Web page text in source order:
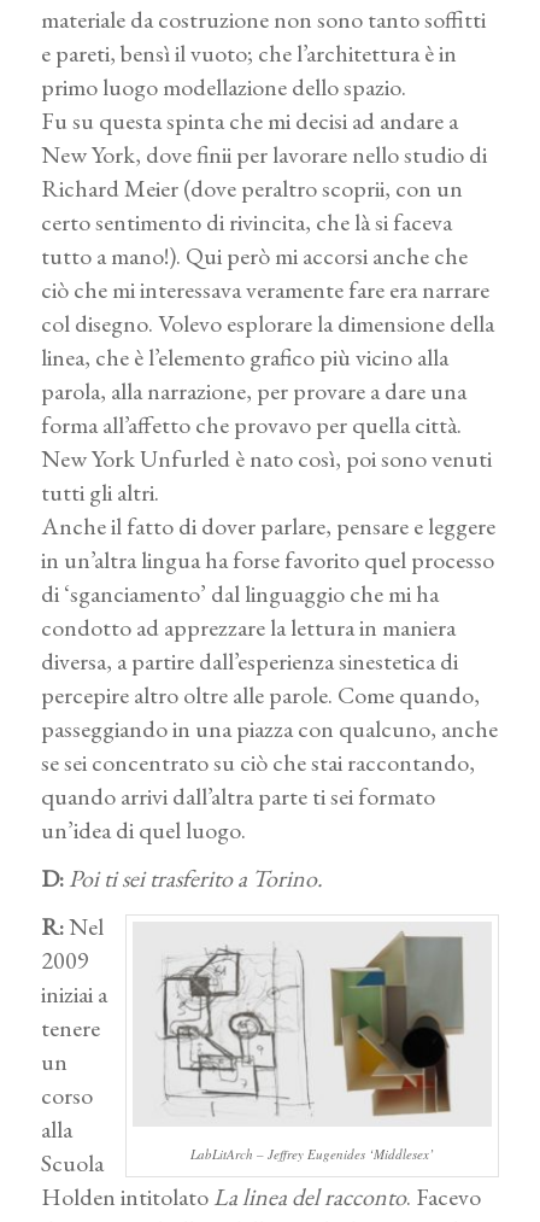
materiale da costruzione non sono tanto soffitti
e pareti, bensì il vuoto; che l’architettura è in
primo luogo modellazione dello spazio.
Fu su questa spinta che mi decisi ad andare a
New York, dove finii per lavorare nello studio di
Richard Meier (dove peraltro scoprii, con un
certo sentimento di rivincita, che là si faceva
tutto a mano!). Qui però mi accorsi anche che
ciò che mi interessava veramente fare era narrare
col disegno. Volevo esplorare la dimensione della
linea, che è l’elemento grafico più vicino alla
parola, alla narrazione, per provare a dare una
forma all’affetto che provavo per quella città.
New York Unfurled è nato così, poi sono venuti
tutti gli altri.
Anche il fatto di dover parlare, pensare e leggere
in un’altra lingua ha forse favorito quel processo
di ‘sganciamento’ dal linguaggio che mi ha
condotto ad apprezzare la lettura in maniera
diversa, a partire dall’esperienza sinestetica di
percepire altro oltre alle parole. Come quando,
passeggiando in una piazza con qualcuno, anche
se sei concentrato su ciò che stai raccontando,
quando arrivi dall’altra parte ti sei formato
un’idea di quel luogo.
D: Poi ti sei trasferito a Torino.
LabLitArch – Jeffrey Eugenides ‘Middlesex’
R:Nel
2009
iniziai a
tenere
un
corso
alla
Scuola
Holden intitolatoLa linea del racconto. Facevo